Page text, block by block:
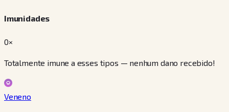
Imunidades
0×
Totalmente imune a esses tipos — nenhum dano recebido!
Veneno